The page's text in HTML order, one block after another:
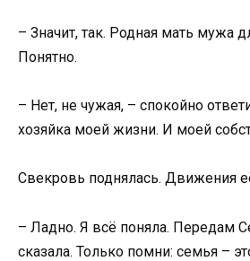
– Значит, так. Родная мать мужа
Понятно.
– Нет, не чужая, – спокойно
хозяйка моей жизни. И моей
Свекровь поднялась. Движения
– Ладно. Я всё поняла. Передам
сказала. Только помни: семья –